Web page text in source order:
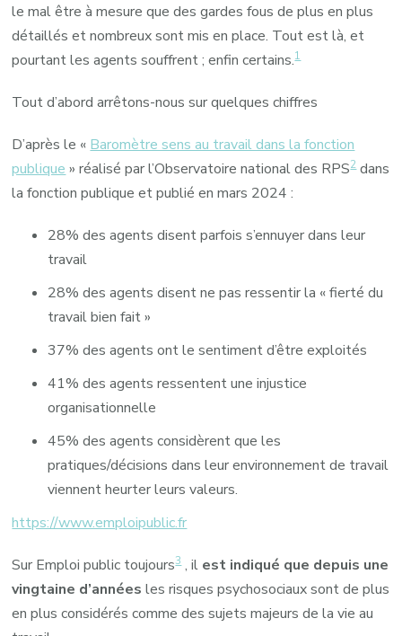
le mal être à mesure que des gardes fous de plus en plus
détaillés et nombreux sont mis en place. Tout est là, et
pourtant les agents souffrent ; enfin certains.1
Tout d’abord arrêtons-nous sur quelques chiffres
D’après le « Baromètre sens au travail dans la fonction
publique » réalisé par l’Observatoire national des RPS2dans
la fonction publique et publié en mars 2024 :
28% des agents disent parfois s’ennuyer dans leur
travail
28% des agents disent ne pas ressentir la « fierté du
travail bien fait »
37% des agents ont le sentiment d’être exploités
41% des agents ressentent une injustice
organisationnelle
45% des agents considèrent que les
pratiques/décisions dans leur environnement de travail
viennent heurter leurs valeurs.
https://www.emploipublic.fr
Sur Emploi public toujours3, il est indiqué que depuis une
vingtaine d’années les risques psychosociaux sont de plus
en plus considérés comme des sujets majeurs de la vie au